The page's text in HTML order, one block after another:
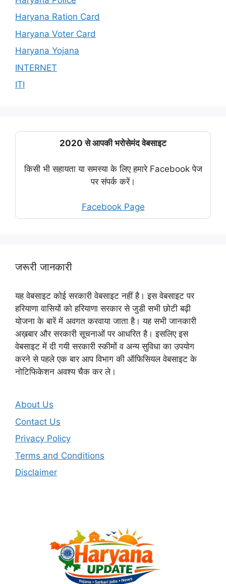
Haryana Ration Card
Haryana Voter Card
Haryana Yojana
INTERNET
ITI
2020 से आपकी भरोसेमंद वेबसाइट
किसी भी सहायता या समस्या के लिए हमारे Facebook पेज
पर संपर्क करें।
Facebook Page
जरूरी जानकारी
यह वेबसाइट कोई सरकारी वेबसाइट नहीं है। इस वेबसाइट पर
हरियाणा वासियों को हरियाणा सरकार से जुडी सभी छोटी बढ़ी
योजना के बारें में अवगत करवाया जाता है। यह सभी जानकारी
अख़बार और सरकारी सूचनाओं पर आधरित है। इसलिए इस
वेबसाइट में दी गयी सरकारी स्कीमों व अन्य सुविधा का उपयोग
करने से पहले एक बार आप विभाग की ऑफिसियल वेबसाइट के
नोटिफिकेशन अवश्य चैक कर ले।
About Us
Contact Us
Privacy Policy
Terms and Conditions
Disclaimer